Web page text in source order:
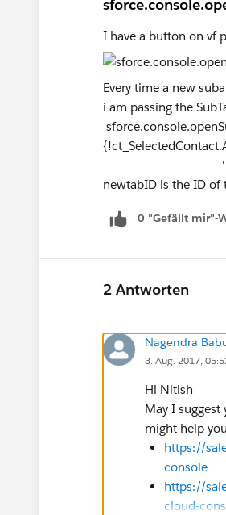
I have a button on vf
Every time a new
i am passing the
'New
newtabID is the ID of
0 "Gefällt mir"-
2 Antworten
Nagendra
3. Aug. 2017,
Hi Nitish
May I
might help
https://
console
https://
cloud-